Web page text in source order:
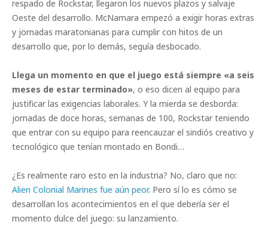
respado de Rockstar, llegaron los nuevos plazos y salvaje
Oeste del desarrollo. McNamara empezó a exigir horas extras
y jornadas maratonianas para cumplir con hitos de un
desarrollo que, por lo demás, seguía desbocado.
Llega un momento en que el juego está siempre «a seis
meses de estar terminado», o eso dicen al equipo para
justificar las exigencias laborales. Y la mierda se desborda:
jornadas de doce horas, semanas de 100, Rockstar teniendo
que entrar con su equipo para reencauzar el sindiós creativo y
tecnológico que tenían montado en Bondi…
¿Es realmente raro esto en la industria? No, claro que no:
Alien Colonial Marines fue aún peor. Pero sí lo es cómo se
desarrollan los acontecimientos en el que debería ser el
momento dulce del juego: su lanzamiento.